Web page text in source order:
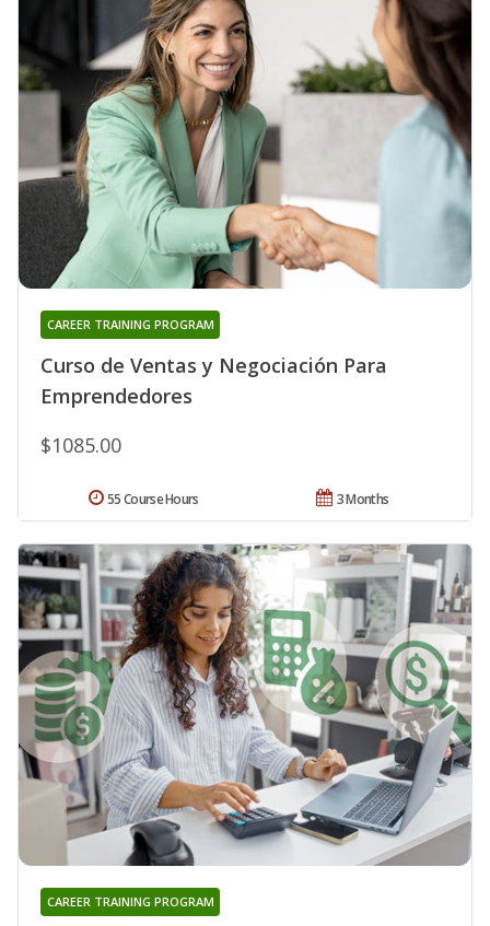
Curso de Ventas y Negociación Para
Emprendedores
CAREER TRAINING PROGRAM
$1085.00
3 Months
55 Course Hours
CAREER TRAINING PROGRAM